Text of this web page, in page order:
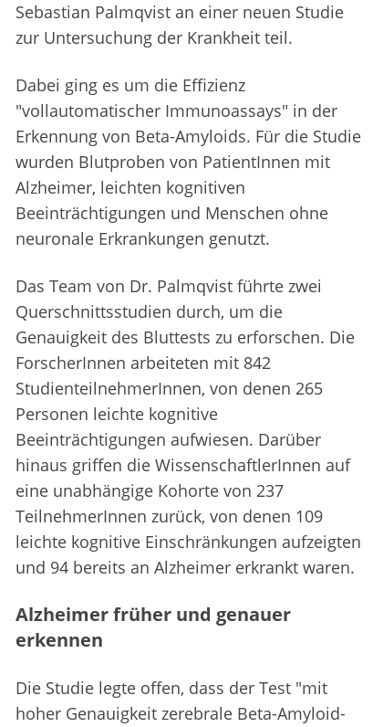
Sebastian Palmqvist an einer neuen Studie
zur Untersuchung der Krankheit teil.
Dabei ging es um die Effizienz
"vollautomatischer Immunoassays" in der
Erkennung von Beta-Amyloids. Für die Studie
wurden Blutproben von PatientInnen mit
Alzheimer, leichten kognitiven
Beeinträchtigungen und Menschen ohne
neuronale Erkrankungen genutzt.
Das Team von Dr. Palmqvist führte zwei
Querschnittsstudien durch, um die
Genauigkeit des Bluttests zu erforschen. Die
ForscherInnen arbeiteten mit 842
StudienteilnehmerInnen, von denen 265
Personen leichte kognitive
Beeinträchtigungen aufwiesen. Darüber
hinaus griffen die WissenschaftlerInnen auf
eine unabhängige Kohorte von 237
TeilnehmerInnen zurück, von denen 109
leichte kognitive Einschränkungen aufzeigten
und 94 bereits an Alzheimer erkrankt waren.
Alzheimer früher und genauer
erkennen
Die Studie legte offen, dass der Test "mit
hoher Genauigkeit zerebrale Beta-Amyloid-